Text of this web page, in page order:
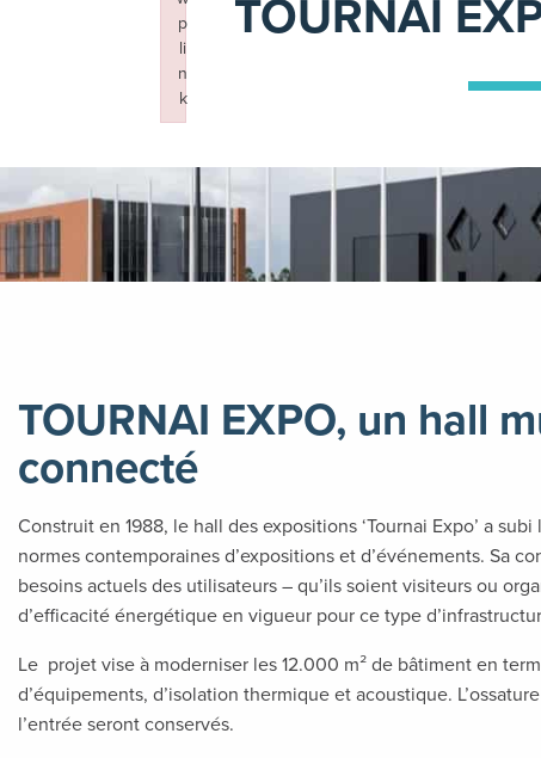
TOURNAI
TOURNAI EXPO, un hall
connecté
Construit en 1988, le hall des expositions ‘Tournai Expo’ a
normes contemporaines d’expositions et d’événements. Sa
besoins actuels des utilisateurs – qu’ils soient visiteurs ou
d’efficacité énergétique en vigueur pour ce type
Le projet vise à moderniser les 12.000 m² de bâtiment en
d’équipements, d’isolation thermique et acoustique.
l’entrée seront conservés.
p
li
n
k
Failed to initialize plugin: wplink